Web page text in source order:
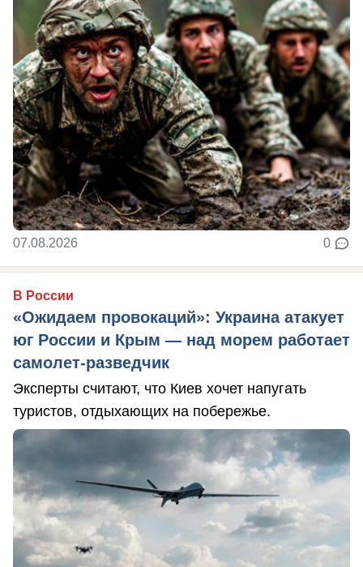
07.08.2026 0
В России
«Ожидаем провокаций»: Украина атакует
юг России и Крым — над морем работает
самолет-разведчик
Эксперты считают, что Киев хочет напугать
туристов, отдыхающих на побережье.